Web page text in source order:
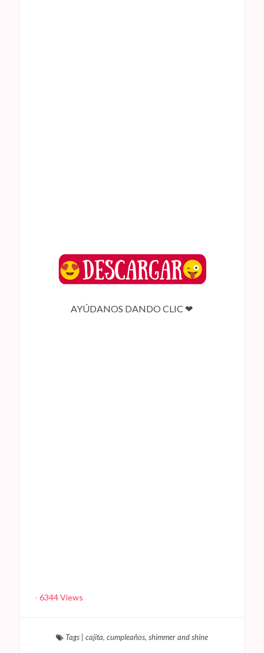
AYÚDANOS DANDO CLIC ❤
- 6344 Views
Tags| cajita, cumpleaños, shimmer and shine